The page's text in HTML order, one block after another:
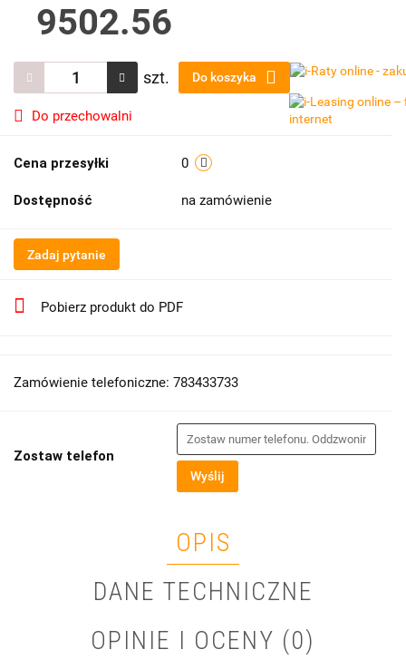
9502.56
szt. Do koszyka
Do przechowalni
Cena przesyłki 0
Dostępność na zamówienie
Zadaj pytanie
Pobierz produkt do PDF
Zamówienie telefoniczne: 783433733
Zostaw telefon
Wyślij
OPIS
DANE TECHNICZNE
OPINIE I OCENY (0)